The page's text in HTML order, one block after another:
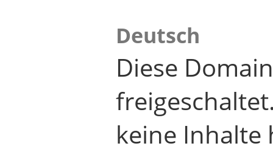
Deutsch
Diese
keine Inhalte